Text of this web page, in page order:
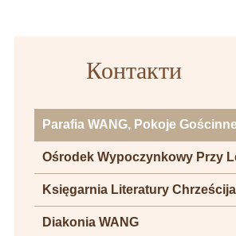
Контакти
Parafia WANG, Pokoje
Ośrodek Wypoczynkowy Przy
Księgarnia Literatury
Diakonia WANG